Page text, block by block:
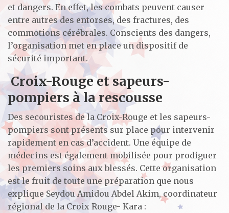
et dangers. En effet, les combats peuvent causer
entre autres des entorses, des fractures, des
commotions cérébrales. Conscients des dangers,
l’organisation met en place un dispositif de
sécurité important.
Croix-Rouge et sapeurs-
pompiers à la rescousse
Des secouristes de la Croix-Rouge et les sapeurs-
pompiers sont présents sur place pour intervenir
rapidement en cas d’accident. Une équipe de
médecins est également mobilisée pour prodiguer
les premiers soins aux blessés. Cette organisation
est le fruit de toute une préparation que nous
explique Seydou Amidou Abdel Akim, coordinateur
régional de la Croix Rouge- Kara :